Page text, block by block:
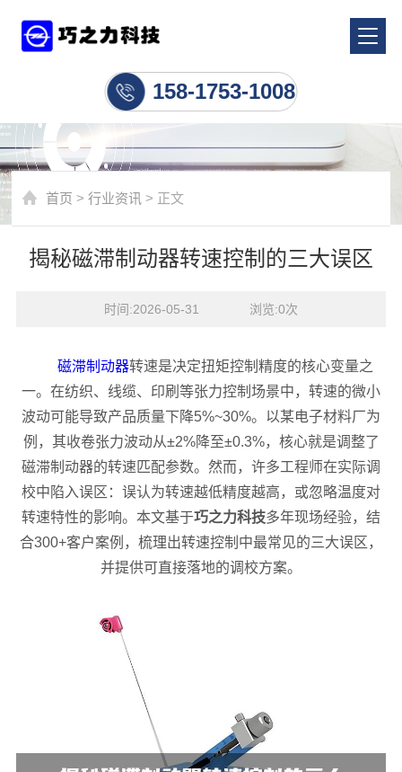
158-1753-1008
首页 >行业资讯 > 正文
揭秘磁滞制动器转速控制的三大误区
时间:2026-05-31    浏览:0次
磁滞制动器转速是决定扭矩控制精度的核心变量之
一。在纺织、线缆、印刷等张力控制场景中，转速的微小
波动可能导致产品质量下降5%~30%。以某电子材料厂为
例，其收卷张力波动从±2%降至±0.3%，核心就是调整了
磁滞制动器的转速匹配参数。然而，许多工程师在实际调
校中陷入误区：误认为转速越低精度越高，或忽略温度对
转速特性的影响。本文基于巧之力科技多年现场经验，结
合300+客户案例，梳理出转速控制中最常见的三大误区，
并提供可直接落地的调校方案。